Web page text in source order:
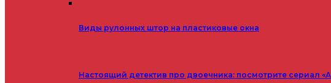
Виды рулонных штор на пластиковые окна
Настоящий детектив про двоечника: посмотрите сериал